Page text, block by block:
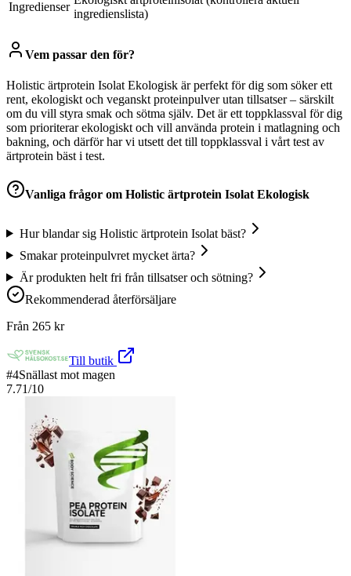
Ingredienser
ingredienslista)
Vem passar den för?
Holistic ärtprotein Isolat Ekologisk är perfekt för dig som söker ett
rent, ekologiskt och veganskt proteinpulver utan tillsatser – särskilt
om du vill styra smak och sötma själv. Det är ett toppklassval för dig
som prioriterar ekologiskt och vill använda protein i matlagning och
bakning, och därför har vi utsett det till toppklassval i vårt test av
ärtprotein bäst i test.
Vanliga frågor om Holistic ärtprotein Isolat Ekologisk
Hur blandar sig Holistic ärtprotein Isolat bäst?
Smakar proteinpulvret mycket ärta?
Är produkten helt fri från tillsatser och sötning?
Rekommenderad återförsäljare
Från 265 kr
Till butik
#4Snällast mot magen
7.71/10